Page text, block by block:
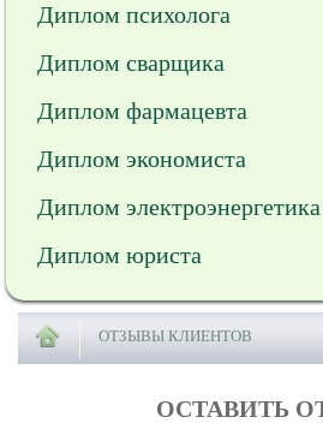
Диплом психолога
Диплом сварщика
Диплом фармацевта
Диплом экономиста
Диплом электроэнергетика
Диплом юриста
ОТЗЫВЫ КЛИЕНТОВ
ОСТАВИТЬ